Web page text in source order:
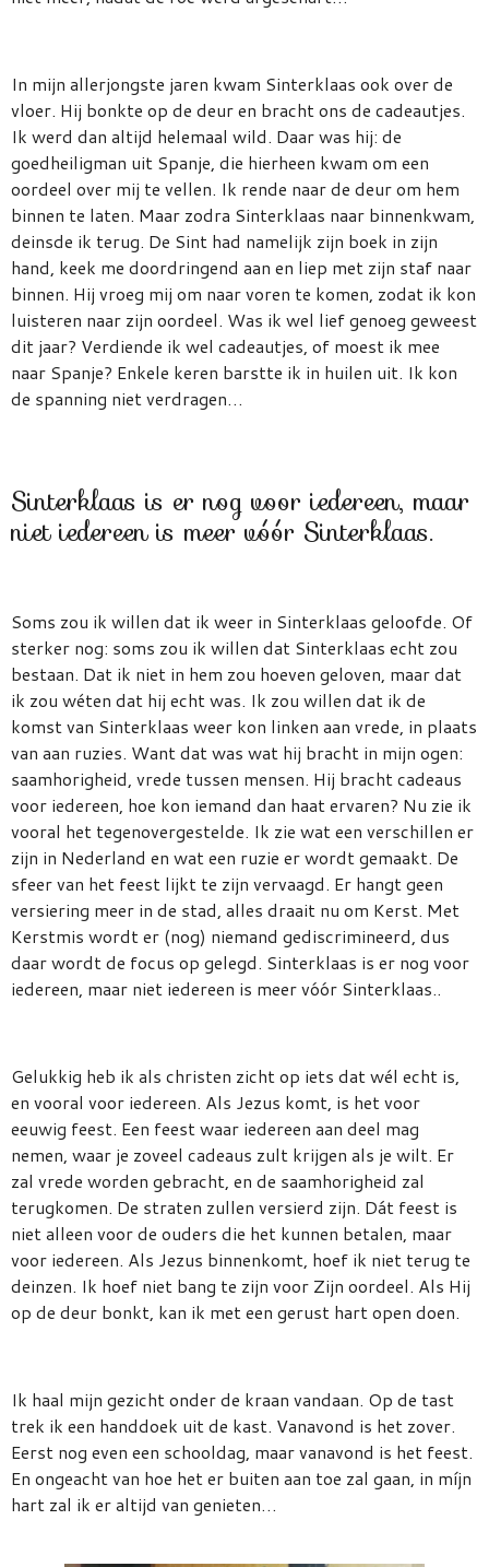
In mijn allerjongste jaren kwam Sinterklaas ook over de
vloer. Hij bonkte op de deur en bracht ons de cadeautjes.
Ik werd dan altijd helemaal wild. Daar was hij: de
goedheiligman uit Spanje, die hierheen kwam om een
oordeel over mij te vellen. Ik rende naar de deur om hem
binnen te laten. Maar zodra Sinterklaas naar binnenkwam,
deinsde ik terug. De Sint had namelijk zijn boek in zijn
hand, keek me doordringend aan en liep met zijn staf naar
binnen. Hij vroeg mij om naar voren te komen, zodat ik kon
luisteren naar zijn oordeel. Was ik wel lief genoeg geweest
dit jaar? Verdiende ik wel cadeautjes, of moest ik mee
naar Spanje? Enkele keren barstte ik in huilen uit. Ik kon
de spanning niet verdragen…
Sinterklaas is er nog voor iedereen, maar
niet iedereen is meer vóór Sinterklaas.
Soms zou ik willen dat ik weer in Sinterklaas geloofde. Of
sterker nog: soms zou ik willen dat Sinterklaas echt zou
bestaan. Dat ik niet in hem zou hoeven geloven, maar dat
ik zou wéten dat hij echt was. Ik zou willen dat ik de
komst van Sinterklaas weer kon linken aan vrede, in plaats
van aan ruzies. Want dat was wat hij bracht in mijn ogen:
saamhorigheid, vrede tussen mensen. Hij bracht cadeaus
voor iedereen, hoe kon iemand dan haat ervaren? Nu zie ik
vooral het tegenovergestelde. Ik zie wat een verschillen er
zijn in Nederland en wat een ruzie er wordt gemaakt. De
sfeer van het feest lijkt te zijn vervaagd. Er hangt geen
versiering meer in de stad, alles draait nu om Kerst. Met
Kerstmis wordt er (nog) niemand gediscrimineerd, dus
daar wordt de focus op gelegd. Sinterklaas is er nog voor
iedereen, maar niet iedereen is meer vóór Sinterklaas..
Gelukkig heb ik als christen zicht op iets dat wél echt is,
en vooral voor iedereen. Als Jezus komt, is het voor
eeuwig feest. Een feest waar iedereen aan deel mag
nemen, waar je zoveel cadeaus zult krijgen als je wilt. Er
zal vrede worden gebracht, en de saamhorigheid zal
terugkomen. De straten zullen versierd zijn. Dát feest is
niet alleen voor de ouders die het kunnen betalen, maar
voor iedereen. Als Jezus binnenkomt, hoef ik niet terug te
deinzen. Ik hoef niet bang te zijn voor Zijn oordeel. Als Hij
op de deur bonkt, kan ik met een gerust hart open doen.
Ik haal mijn gezicht onder de kraan vandaan. Op de tast
trek ik een handdoek uit de kast. Vanavond is het zover.
Eerst nog even een schooldag, maar vanavond is het feest.
En ongeacht van hoe het er buiten aan toe zal gaan, in míjn
hart zal ik er altijd van genieten…